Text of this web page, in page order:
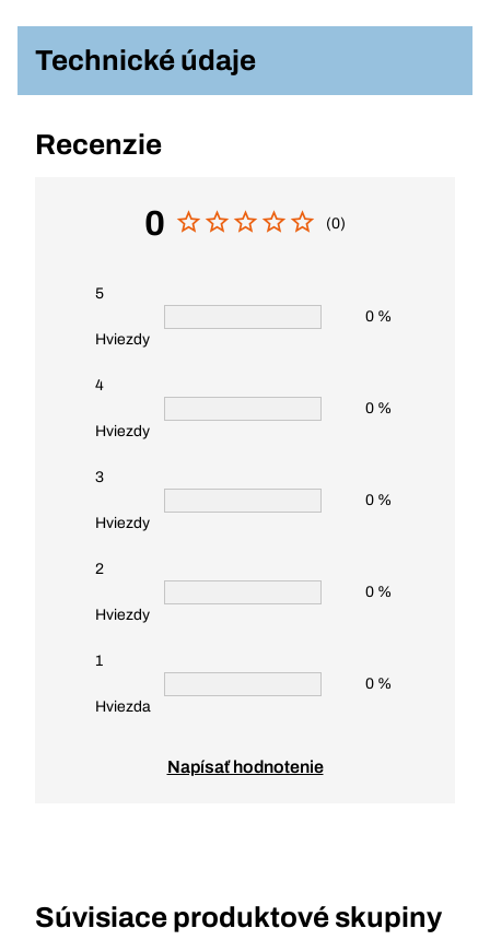
Technické údaje
Recenzie
0 (0)
5
Hviezdy
0 %
4
Hviezdy
0 %
3
Hviezdy
0 %
2
Hviezdy
0 %
1
Hviezda
0 %
Napísať hodnotenie
Súvisiace produktové skupiny